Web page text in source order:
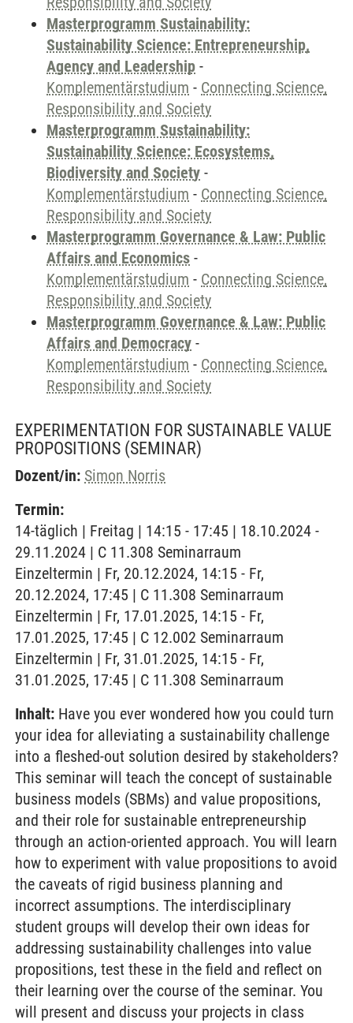
Masterprogramm Sustainability:
Sustainability Science: Entrepreneurship,
Agency and Leadership -
Komplementärstudium - Connecting Science,
Responsibility and Society
Masterprogramm Sustainability:
Sustainability Science: Ecosystems,
Biodiversity and Society -
Komplementärstudium - Connecting Science,
Responsibility and Society
Masterprogramm Governance & Law: Public
Affairs and Economics -
Komplementärstudium - Connecting Science,
Responsibility and Society
Masterprogramm Governance & Law: Public
Affairs and Democracy -
Komplementärstudium - Connecting Science,
Responsibility and Society
EXPERIMENTATION FOR SUSTAINABLE VALUE
PROPOSITIONS (SEMINAR)
Dozent/in: Simon Norris
Termin:
14-täglich | Freitag | 14:15 - 17:45 | 18.10.2024 -
29.11.2024 | C 11.308 Seminarraum
Einzeltermin | Fr, 20.12.2024, 14:15 - Fr,
20.12.2024, 17:45 | C 11.308 Seminarraum
Einzeltermin | Fr, 17.01.2025, 14:15 - Fr,
17.01.2025, 17:45 | C 12.002 Seminarraum
Einzeltermin | Fr, 31.01.2025, 14:15 - Fr,
31.01.2025, 17:45 | C 11.308 Seminarraum
Inhalt: Have you ever wondered how you could turn
your idea for alleviating a sustainability challenge
into a fleshed-out solution desired by stakeholders?
This seminar will teach the concept of sustainable
business models (SBMs) and value propositions,
and their role for sustainable entrepreneurship
through an action-oriented approach. You will learn
how to experiment with value propositions to avoid
the caveats of rigid business planning and
incorrect assumptions. The interdisciplinary
student groups will develop their own ideas for
addressing sustainability challenges into value
propositions, test these in the field and reflect on
their learning over the course of the seminar. You
will present and discuss your projects in class